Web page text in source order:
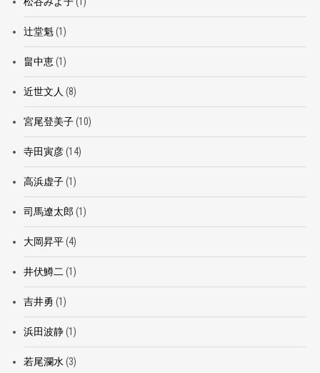
辻堂魁(1)
畠中恵(1)
近世文人 (8)
宮尾登美子(10)
寺田寅彦(14)
高浜虚子(1)
司馬遼太郎 (1)
大岡昇平(4)
井伏鱒二 (1)
吉井勇 (1)
浜田波静(1)
若尾瀾水 (3)